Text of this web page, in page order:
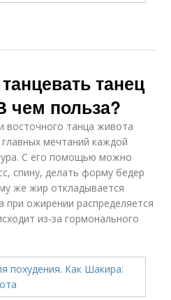
танец
чем польза?
танца живота
мечтаний каждой
С его помощью можно
спину, делать форму бедер
же жир откладывается
при ожирении распределяется
из-за гормонального